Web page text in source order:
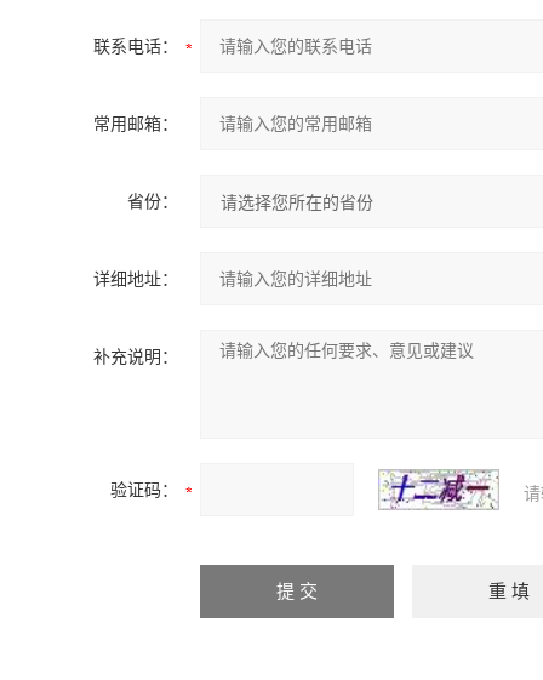
联系电话：
常用邮箱：
省份：
详细地址：
补充说明：
验证码：